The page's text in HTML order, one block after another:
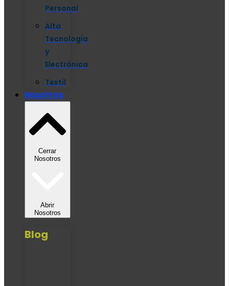
Personal
Alta
Tecnología
y
Electrónica
Textil
Nosotros
Cerrar
Nosotros
Abrir
Nosotros
Blog